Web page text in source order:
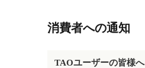
消費者への通知
TAOユーザーの皆様へ